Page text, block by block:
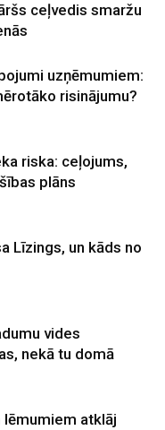
ceļvedis smaržu
uzņēmumiem:
risinājumu?
riska: ceļojums,
plāns
Līzings, un kāds no
vides
nekā tu domā
lēmumiem atklāj